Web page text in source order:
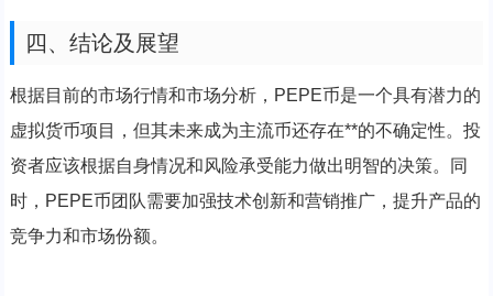
四、结论及展望
根据目前的市场行情和市场分析，PEPE币是一个具有潜力的
虚拟货币项目，但其未来成为主流币还存在**的不确定性。投
资者应该根据自身情况和风险承受能力做出明智的决策。同
时，PEPE币团队需要加强技术创新和营销推广，提升产品的
竞争力和市场份额。